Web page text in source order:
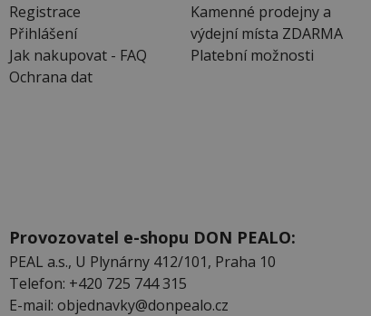
Registrace
Přihlášení
Jak nakupovat - FAQ
Ochrana dat
Kamenné prodejny a
výdejní místa ZDARMA
Platební možnosti
Provozovatel e-shopu DON PEALO:
PEAL a.s., U Plynárny 412/101, Praha 10
Telefon: +420 725 744 315
E-mail: objednavky@donpealo.cz